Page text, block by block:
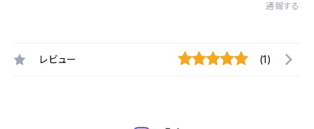
通報する
レビュー (1)